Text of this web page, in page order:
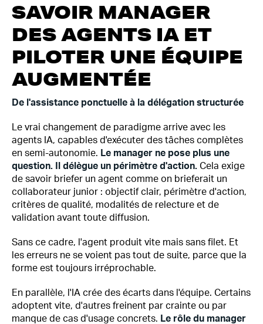
SAVOIR MANAGER
DES AGENTS IA ET
PILOTER UNE ÉQUIPE
AUGMENTÉE
De l'assistance ponctuelle à la délégation structurée
Le vrai changement de paradigme arrive avec les
agents IA, capables d'exécuter des tâches complètes
en semi-autonomie. Le manager ne pose plus une
question. Il délègue un périmètre d'action. Cela exige
de savoir briefer un agent comme on brieferait un
collaborateur junior : objectif clair, périmètre d'action,
critères de qualité, modalités de relecture et de
validation avant toute diffusion.
Sans ce cadre, l'agent produit vite mais sans filet. Et
les erreurs ne se voient pas tout de suite, parce que la
forme est toujours irréprochable.
En parallèle, l'IA crée des écarts dans l'équipe. Certains
adoptent vite, d'autres freinent par crainte ou par
manque de cas d'usage concrets. Le rôle du manager